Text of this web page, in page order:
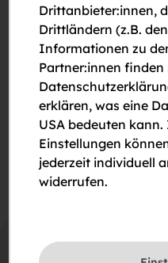
Bitte um Rückruf
Bitte um eine Besichtigung
Ich stimme der Erklärung
Drittanbieter:innen,
Drittländern (z.B.
Informationen zu
Partner:innen finden
erklären, was eine
USA bedeuten
Einstellungen
jederzeit individuell
widerrufen.